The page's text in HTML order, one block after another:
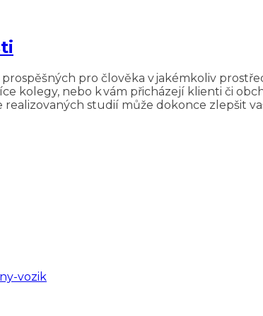
pro člověka v jakémkoliv
kolegy, nebo k vám přicházejí klienti či
studií může dokonce zlepšit